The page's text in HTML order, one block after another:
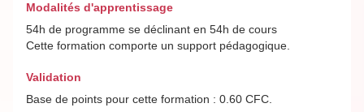
Modalités d'apprentissage
54h de programme se déclinant en 54h de cours
Cette formation comporte un support pédagogique.
Validation
Base de points pour cette formation : 0.60 CFC.